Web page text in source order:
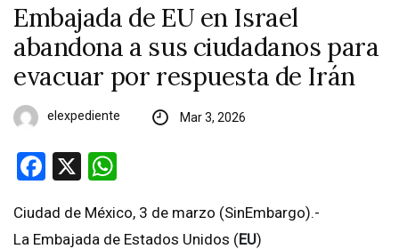
Embajada de EU en Israel
abandona a sus ciudadanos para
evacuar por respuesta de Irán
elexpediente Mar 3, 2026
Facebook
X
Ciudad de México, 3 de marzo (SinEmbargo).-
La Embajada de Estados Unidos (EU)